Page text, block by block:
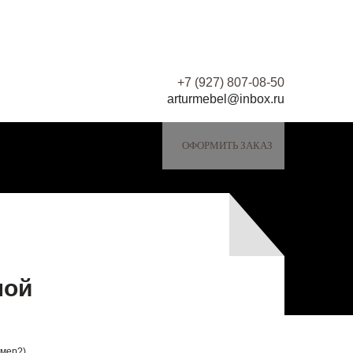
+7 (927) 807-08-50
arturmebel@inbox.ru
ОФОРМИТЬ ЗАКАЗ